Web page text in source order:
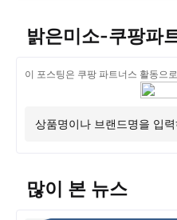
밝은미소-쿠팡파
이 포스팅은 쿠팡 파트너스 활동으
많이 본 뉴스